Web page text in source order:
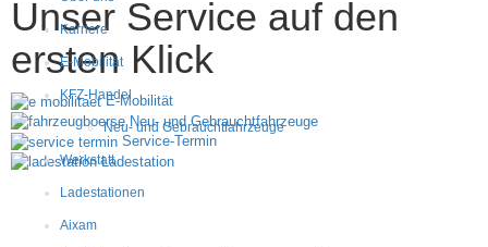
Karriere
E-Mobilität
KFZ-Handel
Neu- und Gebrauchtfahrzeuge
Werkstatt
Ladestationen
Aixam
Unser Service auf den
ersten Klick
E-Mobilität
Neu- und Gebrauchtfahrzeuge
Service-Termin
Ladestation